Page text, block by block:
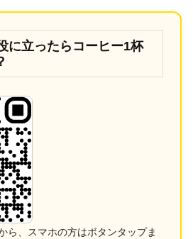
に立ったらコーヒー1杯
ら、スマホの方はボタンタップま